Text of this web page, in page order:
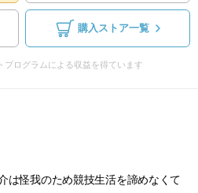
購入ストア一覧
プログラムによる収益を得ています
は怪我のため競技生活を諦めなくて